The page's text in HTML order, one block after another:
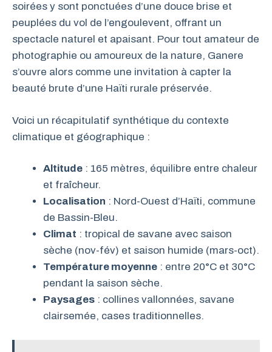
soirées y sont ponctuées d’une douce brise et
peuplées du vol de l’engoulevent, offrant un
spectacle naturel et apaisant. Pour tout amateur de
photographie ou amoureux de la nature, Ganere
s’ouvre alors comme une invitation à capter la
beauté brute d’une Haïti rurale préservée.
Voici un récapitulatif synthétique du contexte
climatique et géographique :
Altitude : 165 mètres, équilibre entre chaleur
et fraîcheur.
Localisation : Nord-Ouest d’Haïti, commune
de Bassin-Bleu.
Climat : tropical de savane avec saison
sèche (nov-fév) et saison humide (mars-oct).
Température moyenne : entre 20°C et 30°C
pendant la saison sèche.
Paysages : collines vallonnées, savane
clairsemée, cases traditionnelles.